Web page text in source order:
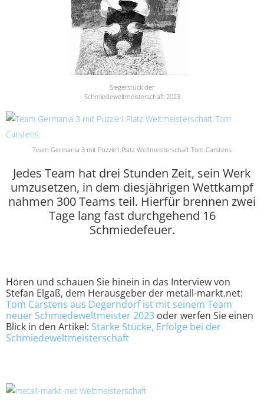
Siegerstück der
Schmiedeweltmeisterschaft 2023
Team Germania 3 mit Puzzle1.Platz Weltmeisterschaft Tom Carstens
Jedes Team hat drei Stunden Zeit, sein Werk
umzusetzen, in dem diesjährigen Wettkampf
nahmen 300 Teams teil. Hierfür brennen zwei
Tage lang fast durchgehend 16
Schmiedefeuer.
Hören und schauen Sie hinein in das Interview von
Stefan Elgaß, dem Herausgeber der metall-markt.net:
Tom Carstens aus Degerndorf ist mit seinem Team
neuer Schmiedeweltmeister 2023 oder werfen Sie einen
Blick in den Artikel: Starke Stücke, Erfolge bei der
Schmiedeweltmeisterschaft